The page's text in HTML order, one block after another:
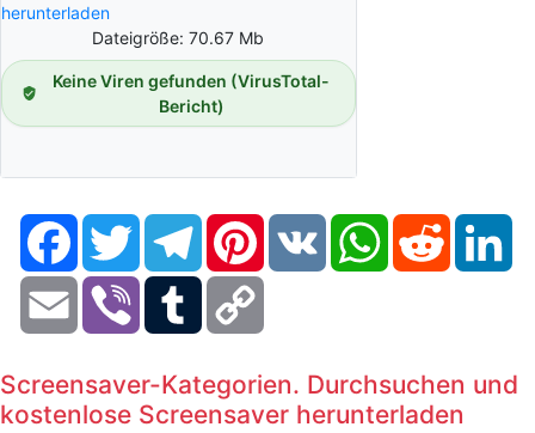
herunterladen
Dateigröße: 70.67 Mb
Keine Viren gefunden (VirusTotal-
Bericht)
FacebookTwitter TelegramPinterestVK WhatsAppReddit
Email Viber Tumblr
Screensaver-Kategorien. Durchsuchen und
kostenlose Screensaver herunterladen